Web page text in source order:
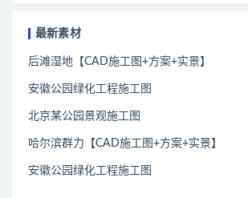
最新素材
后滩湿地【CAD施工图+方案+实景】
安徽公园绿化工程施工图
北京某公园景观施工图
哈尔滨群力【CAD施工图+方案+实景】
安徽公园绿化工程施工图